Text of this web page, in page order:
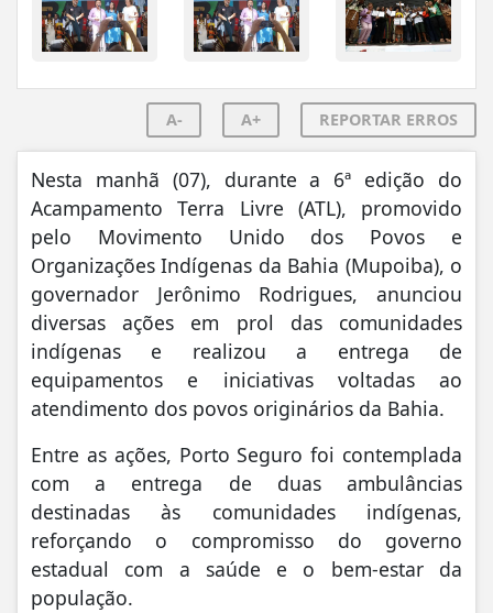
A- A+ REPORTAR ERROS
Nesta manhã (07), durante a 6ª edição do
Acampamento Terra Livre (ATL), promovido
pelo Movimento Unido dos Povos e
Organizações Indígenas da Bahia (Mupoiba), o
governador Jerônimo Rodrigues, anunciou
diversas ações em prol das comunidades
indígenas e realizou a entrega de
equipamentos e iniciativas voltadas ao
atendimento dos povos originários da Bahia.
Entre as ações, Porto Seguro foi contemplada
com a entrega de duas ambulâncias
destinadas às comunidades indígenas,
reforçando o compromisso do governo
estadual com a saúde e o bem-estar da
população.